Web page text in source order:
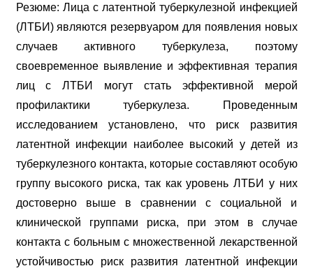
Резюме: Лица с латентной туберкулезной инфекцией
(ЛТБИ) являются резервуаром для появления новых
случаев активного туберкулеза, поэтому
своевременное выявление и эффективная терапия
лиц с ЛТБИ могут стать эффективной мерой
профилактики туберкулеза. Проведенным
исследованием установлено, что риск развития
латентной инфекции наиболее высокий у детей из
туберкулезного контакта, которые составляют особую
группу высокого риска, так как уровень ЛТБИ у них
достоверно выше в сравнении с социальной и
клинической группами риска, при этом в случае
контакта с больным с множественной лекарственной
устойчивостью риск развития латентной инфекции